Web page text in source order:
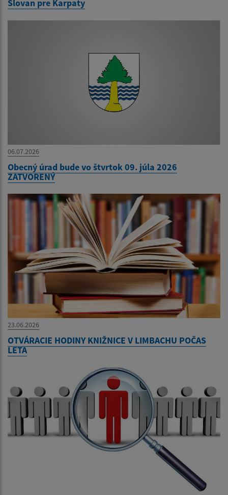
Slovan pre Karpaty
06.07.2026
Obecný úrad bude vo štvrtok 09. júla 2026
ZATVORENÝ
23.06.2026
OTVÁRACIE HODINY KNIŽNICE V LIMBACHU POČAS
LETA